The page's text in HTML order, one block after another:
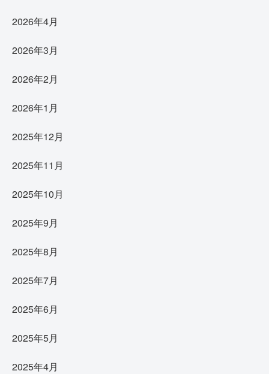
2026年4月
2026年3月
2026年2月
2026年1月
2025年12月
2025年11月
2025年10月
2025年9月
2025年8月
2025年7月
2025年6月
2025年5月
2025年4月